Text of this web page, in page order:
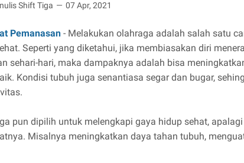
Shift Tiga 07 Apr, 2021
Pemanasan - Melakukan olahraga adalah salah satu
Seperti yang diketahui, jika membiasakan diri
sehari-hari, maka dampaknya adalah bisa
Kondisi tubuh juga senantiasa segar dan bugar,
pun dipilih untuk melengkapi gaya hidup sehat,
Misalnya meningkatkan daya tahan tubuh,